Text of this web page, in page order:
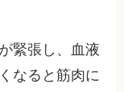
緊張し、血液
なると筋肉に